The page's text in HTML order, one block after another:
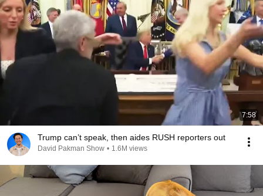
7:58
Trump can’t speak, then aides RUSH reporters out
David Pakman Show • 1.6M views